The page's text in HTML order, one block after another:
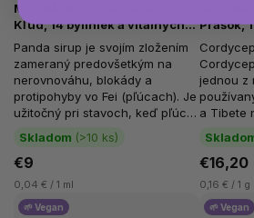
MycoMedica Opičí sirup,
Kľud, 14 byliniek a vitálnych
húb, 200 ml
Skladom (>10 ks)
€9
0,04 € / 1 ml
Panda sirup je svojím zložením
zameraný predovšetkým na
nerovnováhu, blokády a
protipohyby vo Fei (pľúcach). Je
užitočný pri stavoch, keď pľúca
posielajú energiu Qi nahor...
Prášok,
€16,20
0,16 € / 1 g
jednou z
a Tibete
a tela.
je...
🌱 Vegan 🌱 Vegan